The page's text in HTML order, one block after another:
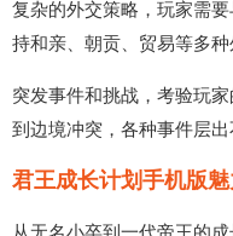
复杂的外交策略，玩家需
持和亲、朝贡、贸易等多种
突发事件和挑战，考验玩
到边境冲突，各种事件层出
君王成长计划手机版魅
从无名小卒到一代帝王的